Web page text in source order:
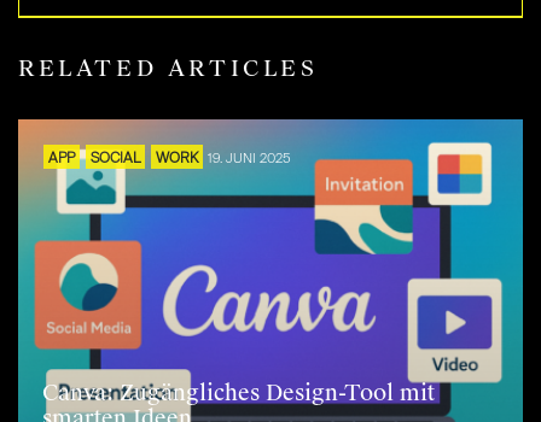
RELATED ARTICLES
APP SOCIAL WORK 19. JUNI 2025
Canva: Zugängliches Design-Tool mit